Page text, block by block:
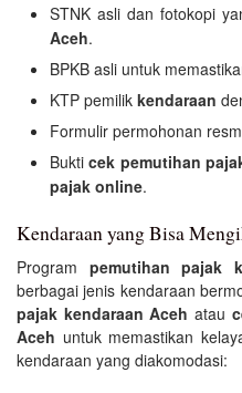
STNK asli dan fotokopi
Aceh.
BPKB asli untuk
KTP pemilik kendaraan
Formulir permohonan
Bukticek pemutihan
pajak online.
Kendaraan yang Bisa
Program pemutihan pajak
berbagai jenis kendaraan
pajak kendaraan Aceh atau
Aceh untuk memastikan
kendaraan yang diakomodasi: